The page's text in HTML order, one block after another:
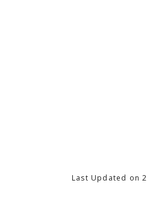
Last Updated on